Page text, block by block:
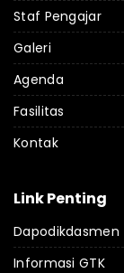
Staf Pengajar
Galeri
Agenda
Fasilitas
Kontak
Link Penting
Dapodikdasmen
Informasi GTK